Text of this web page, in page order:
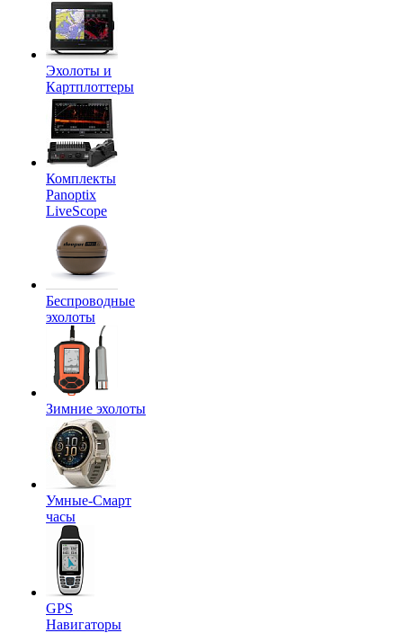
Эхолоты и
Картплоттеры
Комплекты
Panoptix
LiveScope
Беспроводные
эхолоты
Зимние эхолоты
Умные-Смарт
часы
GPS
Навигаторы